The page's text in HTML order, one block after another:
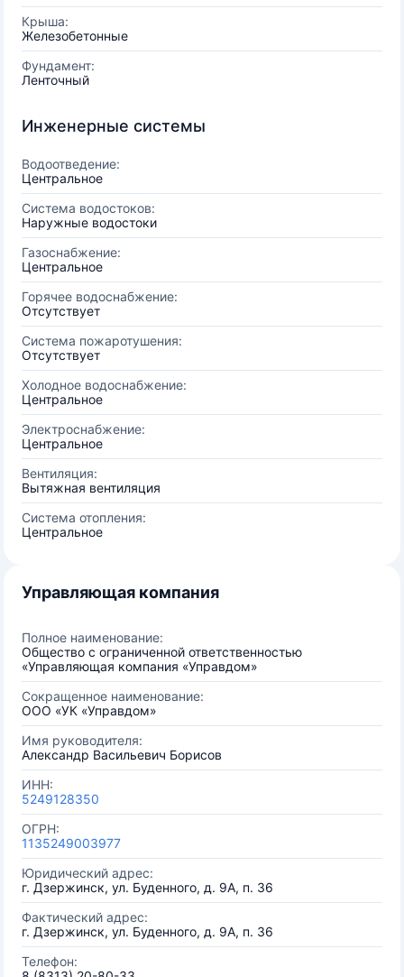
Крыша:
Железобетонные
Фундамент:
Ленточный
Инженерные системы
Водоотведение:
Центральное
Система водостоков:
Наружные водостоки
Газоснабжение:
Центральное
Горячее водоснабжение:
Отсутствует
Система пожаротушения:
Отсутствует
Холодное водоснабжение:
Центральное
Электроснабжение:
Центральное
Вентиляция:
Вытяжная вентиляция
Система отопления:
Центральное
Управляющая компания
Полное наименование:
Общество с ограниченной ответственностью
«Управляющая компания «Управдом»
Сокращенное наименование:
ООО «УК «Управдом»
Имя руководителя:
Александр Васильевич Борисов
ИНН:
5249128350
ОГРН:
1135249003977
Юридический адрес:
г. Дзержинск, ул. Буденного, д. 9А, п. 36
Фактический адрес:
г. Дзержинск, ул. Буденного, д. 9А, п. 36
Телефон: